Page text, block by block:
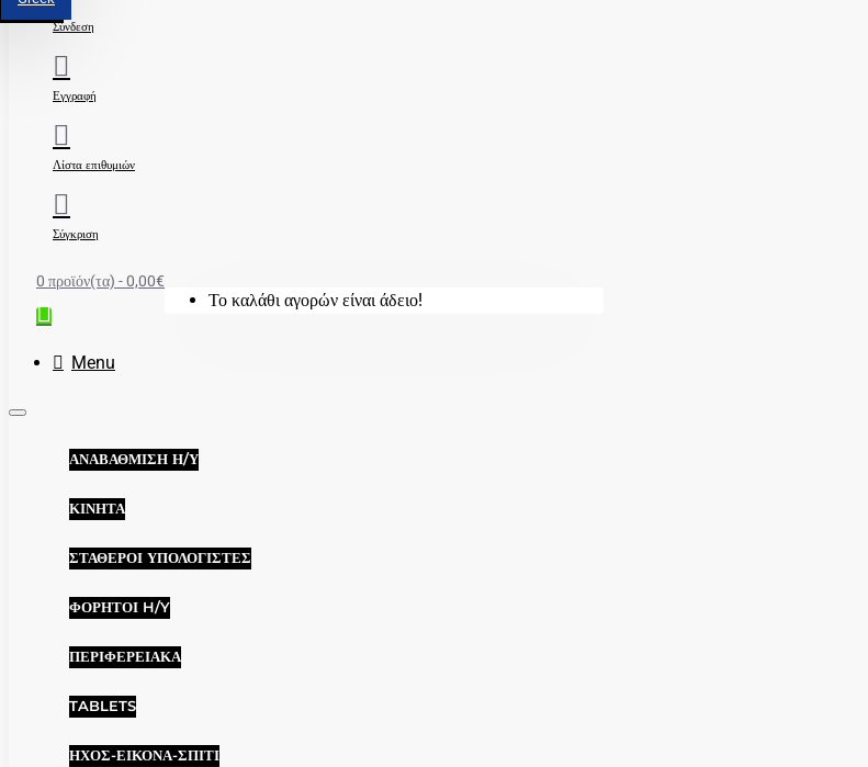
Σύνδεση
Εγγραφή
Λίστα επιθυμιών
Σύγκριση
0 προϊόν(τα) - 0,00€
Το καλάθι αγορών είναι άδειο!
Menu
ΑΝΑΒΆΘΜΙΣΗ Η/Υ
ΚΙΝΗΤΆ
ΣΤΑΘΕΡΟΊ ΥΠΟΛΟΓΙΣΤΈΣ
ΦΟΡΗΤΟΊ H/Y
ΠΕΡΙΦΕΡΕΙΑΚΆ
TABLETS
ΉΧΟΣ-ΕΙΚΌΝΑ-ΣΠΊΤΙ